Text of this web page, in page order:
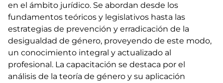
en el ámbito jurídico. Se abordan desde los
fundamentos teóricos y legislativos hasta las
estrategias de prevención y erradicación de la
desigualdad de género, proveyendo de este modo,
un conocimiento integral y actualizado al
profesional. La capacitación se destaca por el
análisis de la teoría de género y su aplicación